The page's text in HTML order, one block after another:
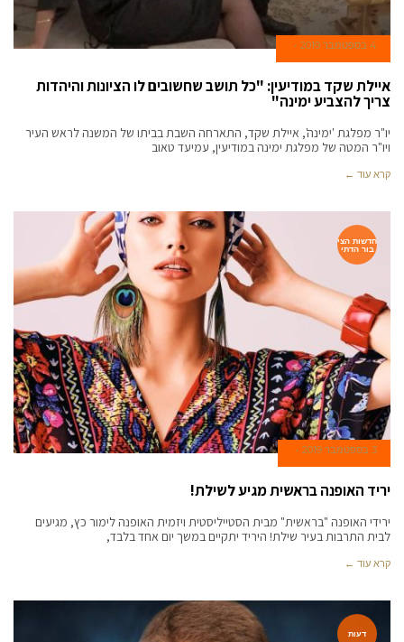
4 בספטמבר 2019
איילת שקד במודיעין: "כל תושב שחשובים לו הציונות והיהדות
צריך להצביע ימינה"
יו"ר מפלגת 'ימינה', איילת שקד, התארחה השבת בביתו של המשנה לראש העיר
ויו"ר המטה של מפלגת ימינה במודיעין, עמיעד טאוב
קרא עוד ←
חדשות הצי
בור הדתי
3 בספטמבר 2019
יריד האופנה בראשית מגיע לשילת!
ירידי האופנה "בראשית" מבית הסטייליסטית ויזמית האופנה לימור כץ, מגיעים
לבית התרבות בעיר שילת! היריד יתקיים במשך יום אחד בלבד,
קרא עוד ←
דעות